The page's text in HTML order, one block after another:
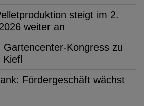
steigt im 2.
weiter an
Gartencenter-Kongress zu
Fördergeschäft wächst